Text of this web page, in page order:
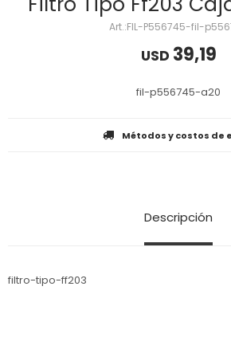
FIL-P556745-fil-
USD 39,19
fil-p556745-a20
Métodos y costos de
Descripción
filtro-tipo-ff203